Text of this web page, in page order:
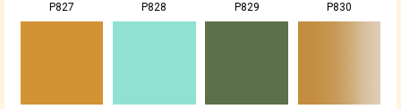
P827 P828 P829 P830